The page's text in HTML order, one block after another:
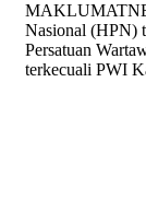
Nasional (HPN)
Persatuan
terkecuali PWI